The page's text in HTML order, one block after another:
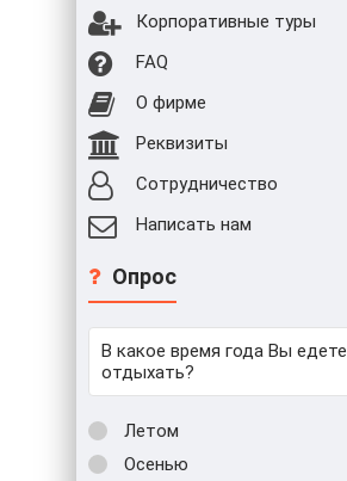
Корпоративные туры
FAQ
О фирме
Реквизиты
Сотрудничество
Написать нам
Опрос
В какое время года Вы едете
отдыхать?
Летом
Осенью